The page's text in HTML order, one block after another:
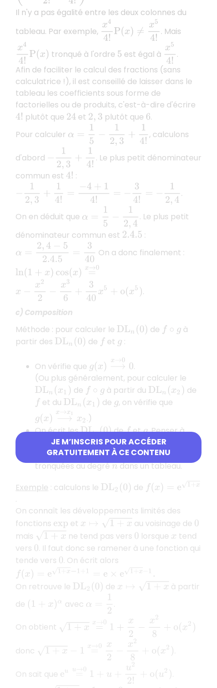
JE M’INSCRIS POUR ACCÉDER
GRATUITEMENT À CE CONTENU
Il n'y a pas égalité entre les deux colonnes du
tableau. Par exemple,
x44!P ( ) 5 4!
. Mais
x44!P ( )
tronqué à l'ordre 5 est égal à
x54
.
Afin de faciliter le calcul des fractions (sans
calculatrice !), il est conseillé de laisser dans le
tableau les coefficients sous forme de
factorielles ou de produits, c'est-à-dire d'écrire
4! plutôt que 24 et 2,3 plutôt que 6.
Pour calculer
12 ! , calculons
d'abord 3+ !
. Le plus petit dénominateur
commun est 4! :
3+ −4 −3 4! =− .
On en déduit que 1
. Le plus petit
dénominateur commun est 2.4.5 :
−5 2.4.5 =
On a donc finalement :
ln(1+ ) cos (x)=x→ 0
2−x 340 o( )
.
c) Composition
Méthode : pour calculer le DLn( 0) de f∘ g
à
partir des DLn( 0) de f et g :
On vérifie que g ( x)⟶ → 00.
(Ou plus généralement, pour calculer le
DLn( x1) de f∘ g à partir du DLn( x2)
de
f et du DLn( x1) de g, on vérifie que
g(x)⟶ x→ 1x .)
On écrit lesDLn(0) def etg. Penser à
utiliser deux variables différentes.
On calcule les parties polynomiales
tronquées au degréndans un tableau.
Exemple : calculons le DL2( 0) de f(x)=
x
.
On connaît les développements limités des
fonctions exp et x↦ + au voisinage de 0
mais 1+x ne tend pas vers 0 lorsque x tend
vers 0. Il faut donc se ramener à une fonction qui
tende vers 0. On écrit alors
f(x)= x− + = × 1
.
On retrouve le DL2 ( 0 ) de x↦ +
à partir
de ( 1+ ) α avec .
On obtient
x=x→0 1 2 x +o
donc
x −x 8 +o
.
On sait que
u =u → 0 +o (
.